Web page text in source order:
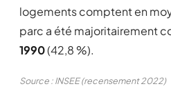
logements comptent en
parc a été majoritairement
1990(42,8 %).
Source : INSEE (recensement 2022)